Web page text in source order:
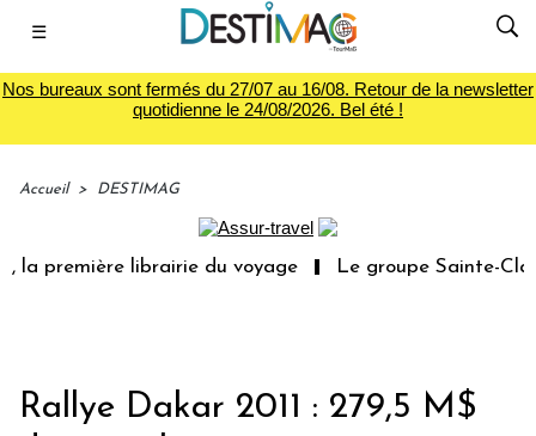
☰
Nos bureaux sont fermés du 27/07 au 16/08. Retour de la newsletter
quotidienne le 24/08/2026. Bel été !
Accueil > DESTIMAG
première librairie du voyage Le groupe Sainte-
Rallye Dakar 2011 : 279,5 M$